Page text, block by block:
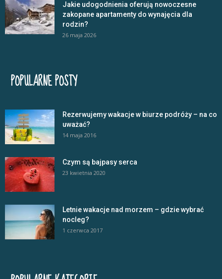
Jakie udogodnienia oferują nowoczesne
zakopane apartamenty do wynajęcia dla
rodzin?
26 maja 2026
POPULARNE POSTY
Rezerwujemy wakacje w biurze podróży – na co
uważać?
14 maja 2016
Czym są bajpasy serca
23 kwietnia 2020
Letnie wakacje nad morzem – gdzie wybrać
nocleg?
1 czerwca 2017